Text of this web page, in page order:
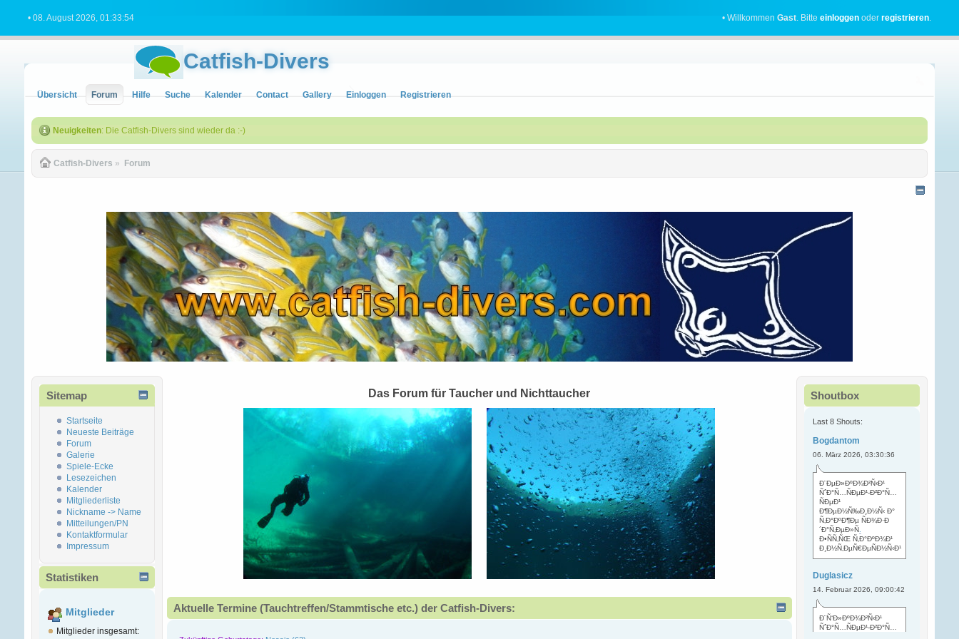
• 08. August 2026, 01:33:54 • WillkommenGast. Bitteeinloggen oderregistrieren.
Catfish-Divers
Übersicht Forum Hilfe Suche Kalender Contact Gallery Einloggen Registrieren
Neuigkeiten: Die Catfish-Divers sind wieder da :-)
Catfish-Divers » Forum
Sitemap
Startseite
Neueste Beiträge
Forum
Galerie
Spiele-Ecke
Lesezeichen
Kalender
Mitgliederliste
Nickname -> Name
Mitteilungen/PN
Kontaktformular
Impressum
Statistiken
Mitglieder
Mitglieder insgesamt:
Das Forum für Taucher und Nichttaucher
Aktuelle Termine (Tauchtreffen/Stammtische etc.) der Catfish-Divers:
Shoutbox
Last 8 Shouts:
Bogdantom
06. März 2026, 03:30:36
Ð¨ÐµÐ»ÐºÐ¾Ð²Ñ‹Ð¹
ÑˆÐ°Ñ…ÑÐµÐ¹-Ð²Ð°Ñ…
ÑÐµÐ¹
Ð¶ÐµÐ½Ñ‰Ð¸Ð½Ñ‹ Ð°
Ñ‚Ð°ÐºÐ¶Ðµ ÑÐ¾Ð·Ð
´Ð°Ñ‚ÐµÐ»Ñ.
Ð•ÑÑ‚ÑŒ Ñ‚Ð°ÐºÐ¾Ð¹
Ð¸Ð½Ñ‚ÐµÑ€ÐµÑÐ½Ñ‹Ð¹
Duglasicz
14. Februar 2026, 09:00:42
Ð¨Ñ‘Ð»ÐºÐ¾Ð²Ñ‹Ð¹
ÑˆÐ°Ñ…ÑÐµÐ¹-Ð²Ð°Ñ…